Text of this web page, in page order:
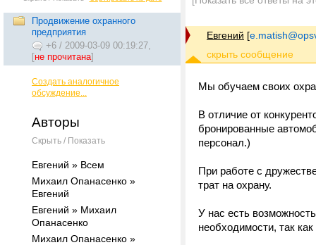
Продвижение охранного
предприятия
+6 / 2009-03-09 00:19:27,
[не прочитана]
Создать аналогичное
обсуждение...
Авторы
Скрыть / Показать
Евгений » Всем
Михаил Опанасенко »
Евгений
Евгений » Михаил
Опанасенко
Михаил Опанасенко »
Евгений [
Мы обучаем своих
В отличие от
бронированные
персонал.)
При работе с
трат на охрану.
У нас есть
необходимости, так